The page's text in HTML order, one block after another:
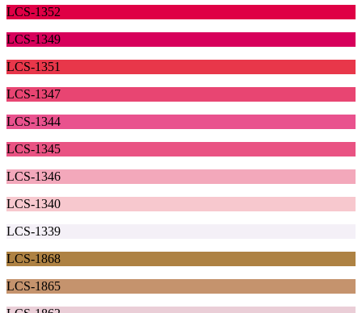
LCS-1352
LCS-1349
LCS-1351
LCS-1347
LCS-1344
LCS-1345
LCS-1346
LCS-1340
LCS-1339
LCS-1868
LCS-1865